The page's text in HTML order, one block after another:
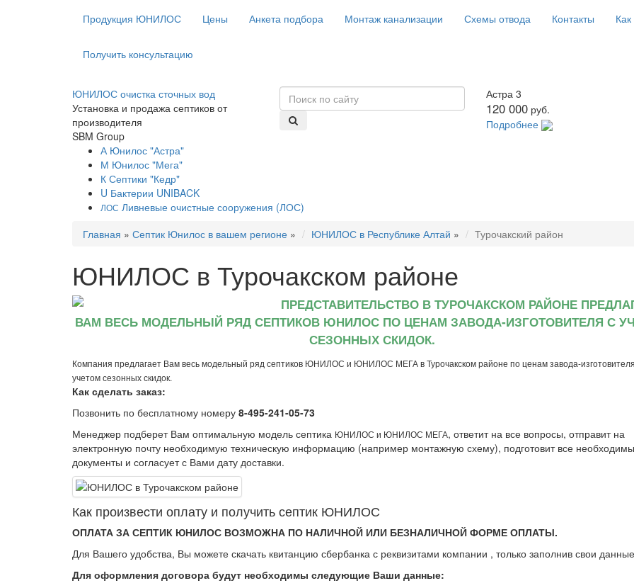
Продукция ЮНИЛОС Цены Анкета подбора Монтаж канализации Схемы отвода Контакты
Получить консультацию
ЮНИЛОС очистка сточных вод
Установка и продажа септиков от
производителя
SBM Group
Астра 3
120 000 руб.
Подробнее
АЮнилос "Астра"
М Юнилос "Мега"
К Септики "Кедр"
U Бактерии UNIBACK
ЛОС Ливневые очистные сооружения (ЛОС)
Главная » Септик Юнилос в вашем регионе » ЮНИЛОС в Республике Алтай » Турочакский район
ЮНИЛОС в Турочакском районе
ПРЕДСТАВИТЕЛЬСТВО В ТУРОЧАКСКОМ РАЙОНЕ
ВАМ ВЕСЬ МОДЕЛЬНЫЙ РЯД СЕПТИКОВ ЮНИЛОС ПО ЦЕНАМ ЗАВОДА-ИЗГОТОВИТЕЛЯ С
СЕЗОННЫХ СКИДОК.
Компания предлагает Вам весь модельный ряд септиков ЮНИЛОС и ЮНИЛОС МЕГА в Турочакском районе по ценам завода-
учетом сезонных скидок.
Как сделать заказ:
Позвонить по бесплатному номеру 8-495-241-05-73
Менеджер подберет Вам оптимальную модель септика ЮНИЛОС и ЮНИЛОС МЕГА, ответит на все вопросы, отправит на
электронную почту необходимую техническую информацию (например монтажную схему), подготовит все
документы и согласует с Вами дату доставки.
Как произвеcти оплату и получить септик ЮНИЛОС
ОПЛАТА ЗА СЕПТИК ЮНИЛОС ВОЗМОЖНА ПО НАЛИЧНОЙ ИЛИ БЕЗНАЛИЧНОЙ ФОРМЕ ОПЛАТЫ.
Для Вашего удобства, Вы можете скачать квитанцию сбербанка с реквизитами компании , только заполнив свои
Для оформления договора будут необходимы следующие Ваши данные: